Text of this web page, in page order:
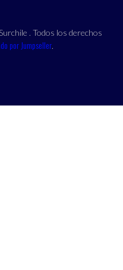
. Todos los derechos
por Jumpseller.